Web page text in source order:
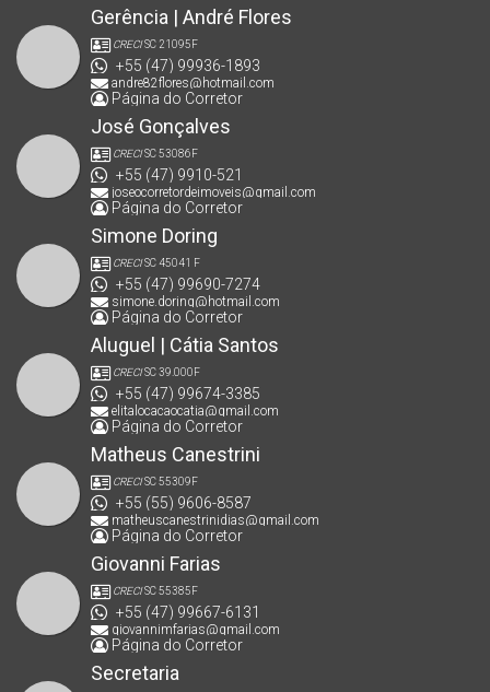
Gerência | André Flores
CRECISC 21095F
+55 (47) 99936-1893
andre82flores@hotmail.com
Página do Corretor
José Gonçalves
CRECISC 53086F
+55 (47) 9910-521
joseocorretordeimoveis@gmail.com
Página do Corretor
Simone Doring
CRECISC 45041 F
+55 (47) 99690-7274
simone.doring@hotmail.com
Página do Corretor
Aluguel | Cátia Santos
CRECISC 39.000F
+55 (47) 99674-3385
elitalocacaocatia@gmail.com
Página do Corretor
Matheus Canestrini
CRECISC 55309F
+55 (55) 9606-8587
matheuscanestrinidias@gmail.com
Página do Corretor
Giovanni Farias
CRECISC 55385F
+55 (47) 99667-6131
giovannimfarias@gmail.com
Página do Corretor
Secretaria